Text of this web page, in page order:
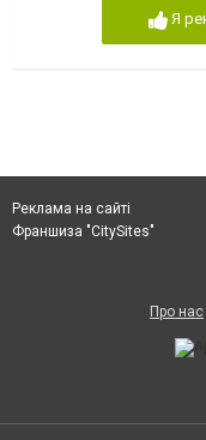
Я
Реклама на сайті
Франшиза "CitySites"
Про нас